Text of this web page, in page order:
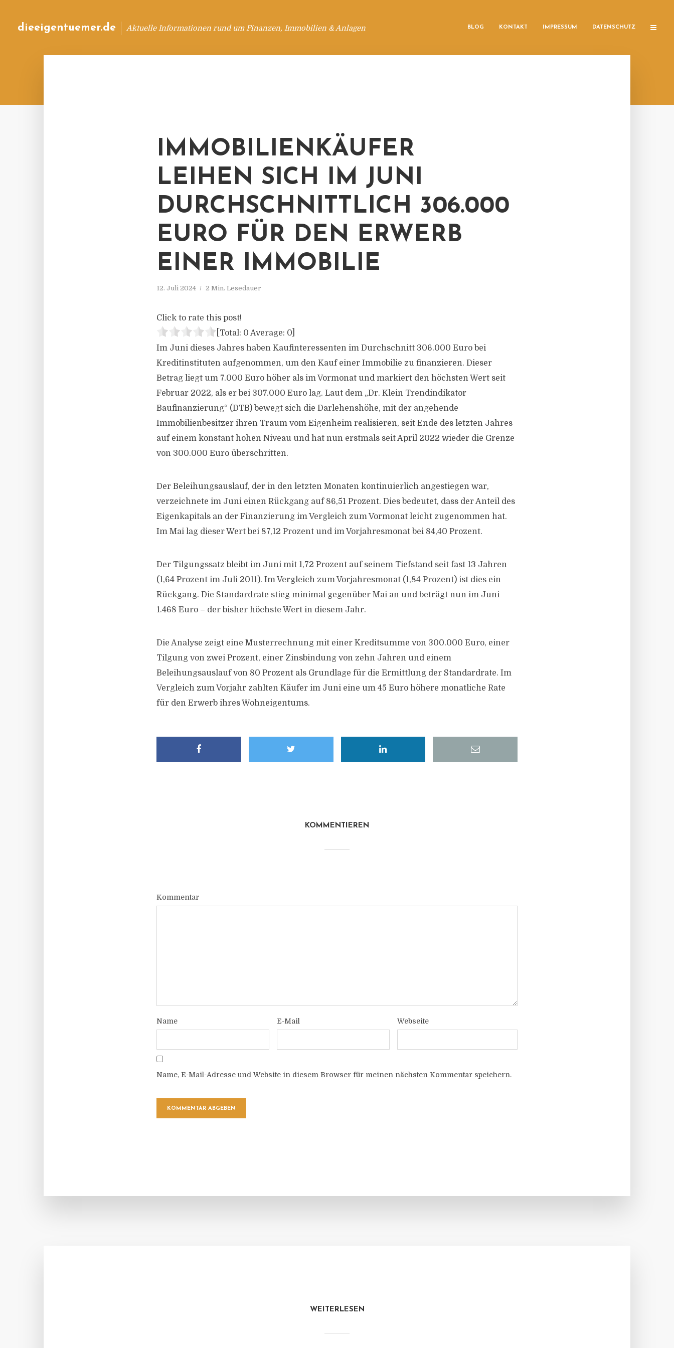
dieeigentuemer.de Aktuelle Informationen rund um Finanzen, Immobilien & Anlagen BLOG KONTAKT IMPRESSUM DATENSCHUTZ
IMMOBILIENKÄUFER
LEIHEN SICH IM JUNI
DURCHSCHNITTLICH 306.000
EURO FÜR DEN ERWERB
EINER IMMOBILIE
12. Juli 2024 2 Min. Lesedauer
Click to rate this post!
[Total: 0 Average: 0
Im Juni dieses Jahres haben Kaufinteressenten im Durchschnitt 306.000 Euro bei
Kreditinstituten aufgenommen, um den Kauf einer Immobilie zu finanzieren. Dieser
Betrag liegt um 7.000 Euro höher als im Vormonat und markiert den höchsten Wert seit
Februar 2022, als er bei 307.000 Euro lag. Laut dem „Dr. Klein Trendindikator
Baufinanzierung“ (DTB) bewegt sich die Darlehenshöhe, mit der angehende
Immobilienbesitzer ihren Traum vom Eigenheim realisieren, seit Ende des letzten Jahres
auf einem konstant hohen Niveau und hat nun erstmals seit April 2022 wieder die Grenze
von 300.000 Euro überschritten.
Der Beleihungsauslauf, der in den letzten Monaten kontinuierlich angestiegen war,
verzeichnete im Juni einen Rückgang auf 86,51 Prozent. Dies bedeutet, dass der Anteil des
Eigenkapitals an der Finanzierung im Vergleich zum Vormonat leicht zugenommen hat.
Im Mai lag dieser Wert bei 87,12 Prozent und im Vorjahresmonat bei 84,40 Prozent.
Der Tilgungssatz bleibt im Juni mit 1,72 Prozent auf seinem Tiefstand seit fast 13 Jahren
(1,64 Prozent im Juli 2011). Im Vergleich zum Vorjahresmonat (1,84 Prozent) ist dies ein
Rückgang. Die Standardrate stieg minimal gegenüber Mai an und beträgt nun im Juni
1.468 Euro – der bisher höchste Wert in diesem Jahr.
Die Analyse zeigt eine Musterrechnung mit einer Kreditsumme von 300.000 Euro, einer
Tilgung von zwei Prozent, einer Zinsbindung von zehn Jahren und einem
Beleihungsauslauf von 80 Prozent als Grundlage für die Ermittlung der Standardrate. Im
Vergleich zum Vorjahr zahlten Käufer im Juni eine um 45 Euro höhere monatliche Rate
für den Erwerb ihres Wohneigentums.
KOMMENTIEREN
Kommentar
Name E-Mail Webseite
Name, E-Mail-Adresse und Website in diesem Browser für meinen nächsten Kommentar speichern.
WEITERLESEN